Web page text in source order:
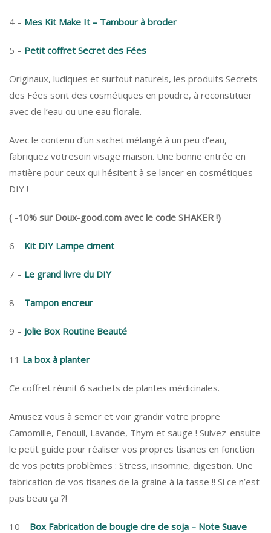
4 – Mes Kit Make It – Tambour à broder
5 – Petit coffret Secret des Fées
Originaux, ludiques et surtout naturels, les produits Secrets
des Fées sont des cosmétiques en poudre, à reconstituer
avec de l’eau ou une eau florale.
Avec le contenu d’un sachet mélangé à un peu d’eau,
fabriquez votresoin visage maison. Une bonne entrée en
matière pour ceux qui hésitent à se lancer en cosmétiques
DIY !
( -10% sur Doux-good.com avec le code SHAKER !)
6 – Kit DIY Lampe ciment
7 – Le grand livre du DIY
8 – Tampon encreur
9 – Jolie Box Routine Beauté
11 La box à planter
Ce coffret réunit 6 sachets de plantes médicinales.
Amusez vous à semer et voir grandir votre propre
Camomille, Fenouil, Lavande, Thym et sauge ! Suivez-ensuite
le petit guide pour réaliser vos propres tisanes en fonction
de vos petits problèmes : Stress, insomnie, digestion. Une
fabrication de vos tisanes de la graine à la tasse !! Si ce n’est
pas beau ça ?!
10 – Box Fabrication de bougie cire de soja – Note Suave